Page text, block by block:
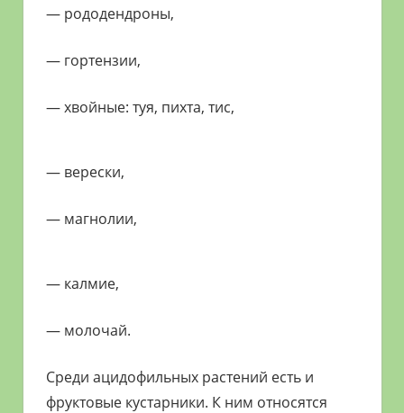
— рододендроны,
— гортензии,
— хвойные: туя, пихта, тис,
— верески,
— магнолии,
— калмие,
— молочай.
Среди ацидофильных растений есть и
фруктовые кустарники. К ним относятся